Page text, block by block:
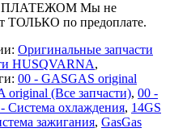
ПЛАТЕЖОМ Мы не
ТОЛЬКО по предоплате.
Оригинальные запчасти
HUSQVARNA,
00 - GASGAS original
(Все запчасти), 00 -
Система охлаждения, 14GS
зажигания, GasGas